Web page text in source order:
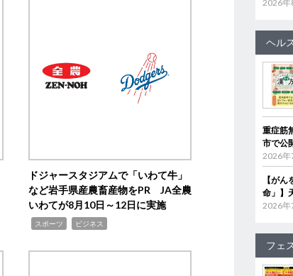
ドジャースタジアムで「いわて牛」
など岩手県産農畜産物をPR JA全農
いわてが8月10日～12日に実施
スポーツ ビジネス
2026年
ヘル
重症筋
市で公
2026年
【が
命」】
2026年
フェ